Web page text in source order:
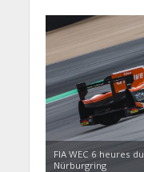
FIA WEC 6 heures du
Nürburgring